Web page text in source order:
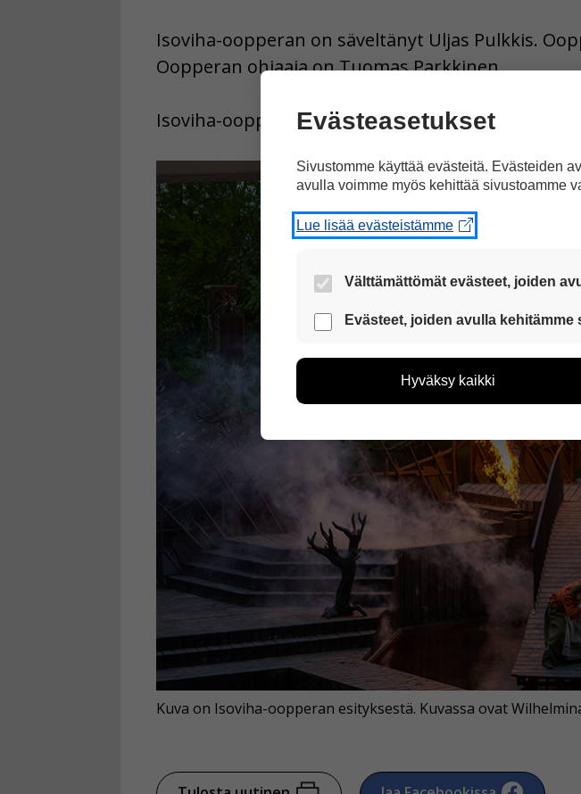
Isoviha-oopperan on säveltänyt Uljas Pulkkis.
Oopperan ohjaaja on Tuomas Parkkinen.
Isoviha-oopperaa esitetään Ilmajoella 16.
Kuva on Isoviha-oopperan esityksestä. Kuvassa ovat
Evästeasetukset
Sivustomme käyttää evästeitä. Evästeiden
avulla voimme myös kehittää sivustoamme
Lue lisää evästeistämme
Välttämättömät evästeet, joiden
Nämä evästeet ovat aina käytössä, jotta
Evästeet, joiden avulla kehitämme
voimme kehittää sivustoamme
esimerkiksi kävijämääristä ja siitä, mitä
kuitenkaan kerää henkilötietoja kuten
Voit valita, hyväksytkö näiden evästeiden
Hyväksy kaikki